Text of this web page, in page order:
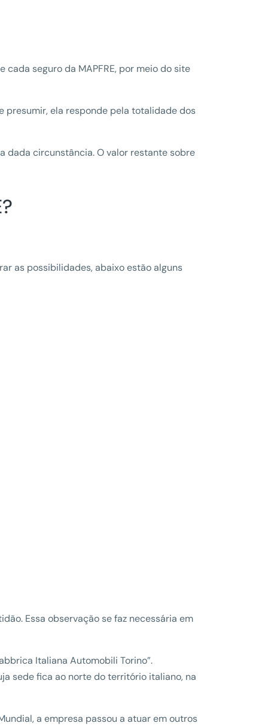
seguro da MAPFRE, por meio do site
presumir, ela responde pela totalidade dos
dada circunstância. O valor restante sobre
as possibilidades, abaixo estão alguns
Essa observação se faz necessária em
Italiana Automobili Torino”.
sede fica ao norte do território italiano, na
a empresa passou a atuar em outros